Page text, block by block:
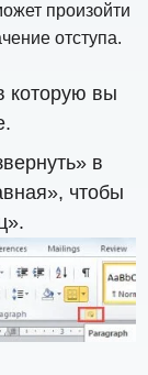
произойти
отступа.
которую вы
в
чтобы